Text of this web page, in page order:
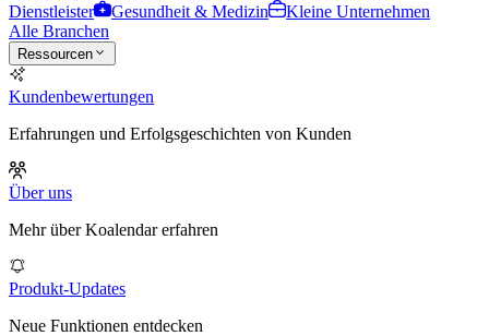
Dienstleister
Gesundheit & Medizin
Kleine Unternehmen
Alle Branchen
Ressourcen
Kundenbewertungen
Erfahrungen und Erfolgsgeschichten von Kunden
Über uns
Mehr über Koalendar erfahren
Produkt-Updates
Neue Funktionen entdecken